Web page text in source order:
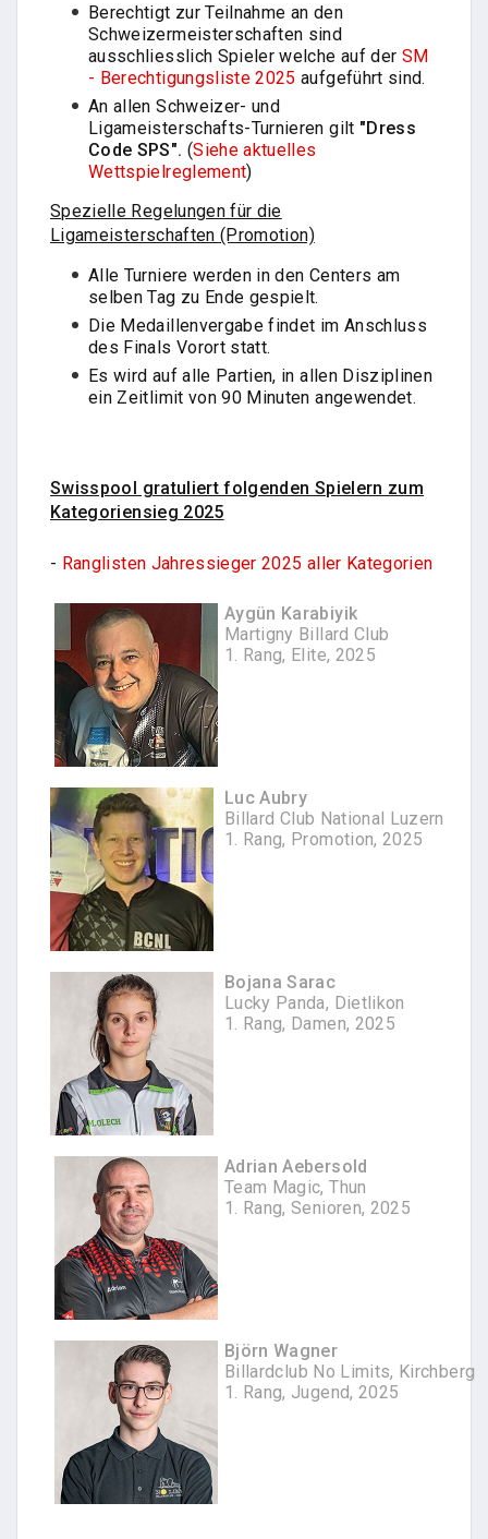
Berechtigt zur Teilnahme an den
Schweizermeisterschaften sind
ausschliesslich Spieler welche auf der SM
- Berechtigungsliste 2025 aufgeführt sind.
An allen Schweizer- und
Ligameisterschafts-Turnieren gilt "Dress
Code SPS". (Siehe aktuelles
Wettspielreglement)
Spezielle Regelungen für die
Ligameisterschaften (Promotion)
Alle Turniere werden in den Centers am
selben Tag zu Ende gespielt.
Die Medaillenvergabe findet im Anschluss
des Finals Vorort statt.
Es wird auf alle Partien, in allen Disziplinen
ein Zeitlimit von 90 Minuten angewendet.
Swisspool gratuliert folgenden Spielern zum
Kategoriensieg 2025
- Ranglisten Jahressieger 2025 aller Kategorien
Aygün Karabiyik
Martigny Billard Club
1. Rang, Elite, 2025
Luc Aubry
Billard Club National Luzern
1. Rang, Promotion, 2025
Bojana Sarac
Lucky Panda, Dietlikon
1. Rang, Damen, 2025
Adrian Aebersold
Team Magic, Thun
1. Rang, Senioren, 2025
Björn Wagner
Billardclub No Limits, Kirchberg
1. Rang, Jugend, 2025